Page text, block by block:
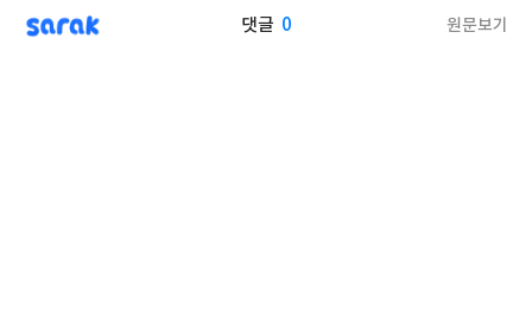
sarak 댓글 0 원문보기